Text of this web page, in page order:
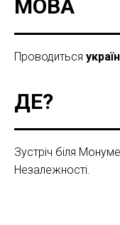
МОВА
Проводиться
ДЕ?
Зустріч біля
Незалежності.